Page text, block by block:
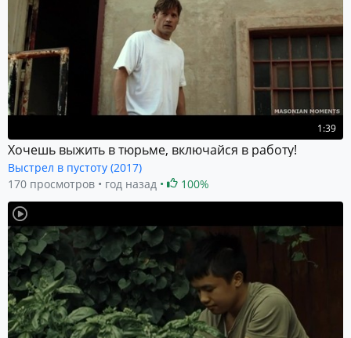
1:39
Хочешь выжить в тюрьме, включайся в работу!
Выстрел в пустоту (2017)
170 просмотров
год назад 100%